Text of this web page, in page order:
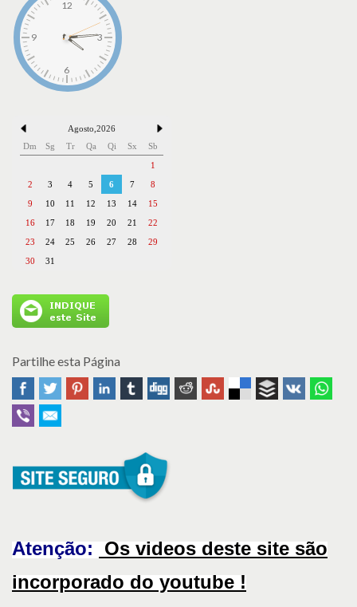
Agosto 2026
Dm
Sg Tr Qa Qi Sx
Sb
1
2
3 4 5 6 7
8
9
10 11 12 13 14
15
16
17 18 19 20 21
22
23
24 25 26 27 28
29
30
31
Partilhe esta Página
Atenção:
Os videos deste site são
incorporado do youtube !